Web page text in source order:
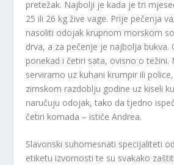
pretežak. Najbolji je kada je tri
25 ili 26 kg žive vage. Prije pečenja
nasoliti odojak krupnom morskom
drva, a za pečenje je najbolja bukva.
ponekad i četiri sata, ovisno o težini.
serviramo uz kuhani krumpir ili
zimskom razdoblju godine uz kiseli
naručuju odojak, tako da tjedno
četiri komada – ističe Andrea.
Slavonski suhomesnati specijaliteti
etiketu izvornosti te su svakako